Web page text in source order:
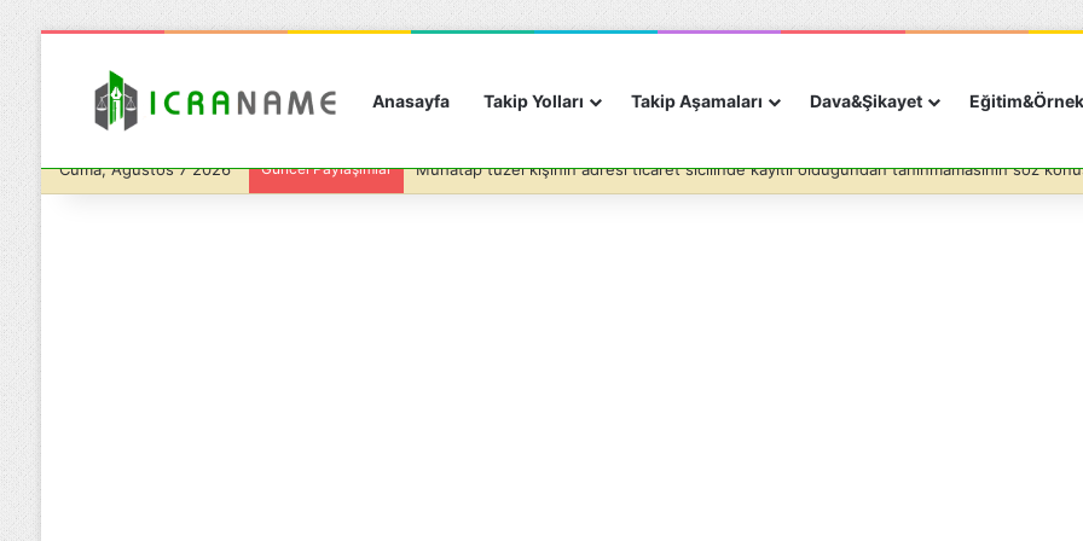
Anasayfa Takip Yolları Takip Aşamaları Dava&Şikayet Eğitim&Örnek
Cuma, Ağustos 7 2026 Güncel Paylaşımlar